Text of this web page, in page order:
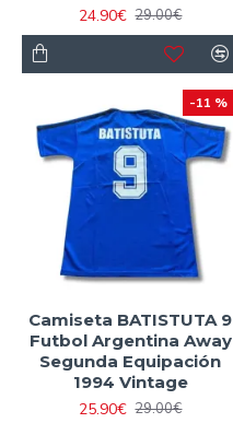
24.90€ 29.00€
-11 %
Camiseta BATISTUTA 9
Futbol Argentina Away
Segunda Equipación
1994 Vintage
25.90€ 29.00€